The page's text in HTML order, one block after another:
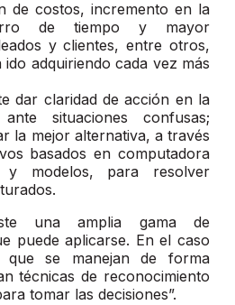
de costos, incremento en la
de tiempo y mayor
y clientes, entre otros,
adquiriendo cada vez más
dar claridad de acción en la
situaciones confusas;
la mejor alternativa, a través
basados en computadora
y modelos, para resolver
una amplia gama de
puede aplicarse. En el caso
que se manejan de forma
técnicas de reconocimiento
tomar las decisiones”.